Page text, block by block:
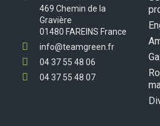
469 Chemin de la
Gravière
01480 FAREINS France
info@teamgreen.fr
04 37 55 48 06
04 37 55 48 07